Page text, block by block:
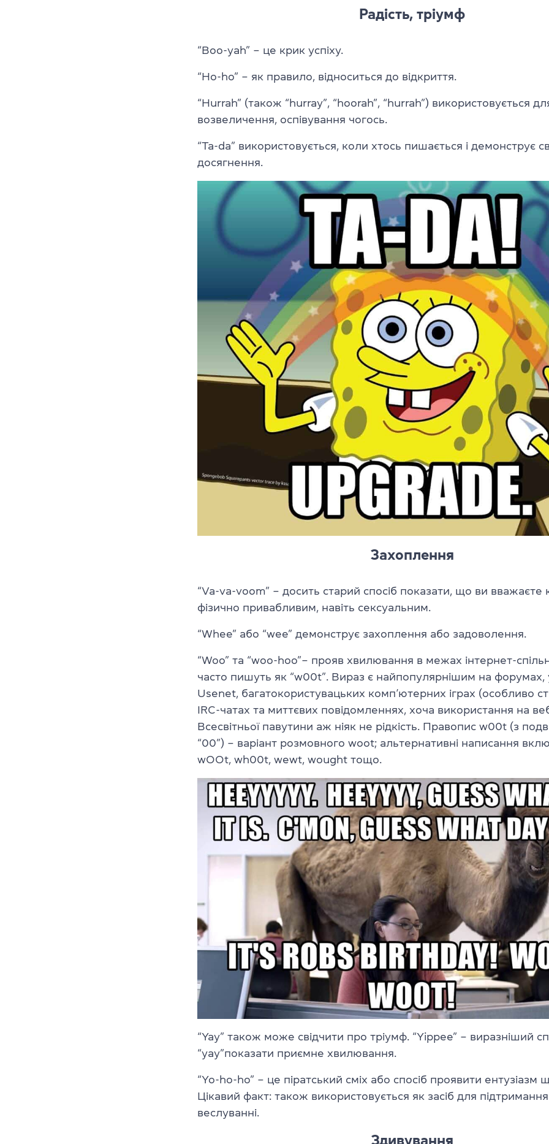
Радість, тріумф
“Boo-yah” – це крик успіху.
“Ho-ho” – як правило, відноситься до відкриття.
“Hurrah” (також “hurray”, “hoorah”, “hurrah”) використовується
возвеличення, оспівування чогось.
“Ta-da” використовується, коли хтось пишається і демонструє
досягнення.
Захоплення
“Va-va-voom” – досить старий спосіб показати, що ви вважаєте
фізично привабливим, навіть сексуальним.
“Whee” або “wee” демонструє захоплення або задоволення.
“Woo” та “woo-hoo”– прояв хвилювання в межах інтернет-
часто пишуть як “w00t”. Вираз є найпопулярнішим на форумах,
Usenet, багатокористувацьких комп’ютерних іграх (особливо
IRC-чатах та миттєвих повідомленнях, хоча використання на
Всесвітньої павутини аж ніяк не рідкість. Правопис w00t (з
“00”) – варіант розмовного woot; альтернативні написання
wOOt, wh00t, wewt, wought тощо.
“Yay” також може свідчити про тріумф. “Yippee” – виразніший
“yay”показати приємне хвилювання.
“Yo-ho-ho” – це піратський сміх або спосіб проявити ентузіазм
Цікавий факт: також використовується як засіб для
веслуванні.
Здивування